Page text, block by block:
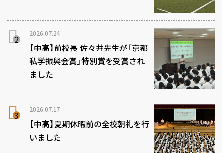
2026.07.24
【中高】前校長 佐々井先生が「京都
私学振興会賞」特別賞を受賞され
ました
2026.07.17
【中高】夏期休暇前の全校朝礼を行
いました